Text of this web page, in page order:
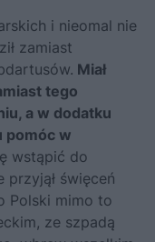
i nieomal nie
zamiast
Miał
tego
a w dodatku
pomóc w
wstąpić do
przyjął święceń
Polski mimo to
ze szpadą